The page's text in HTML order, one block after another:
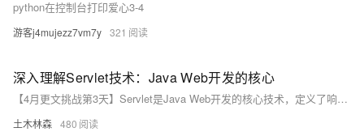
python在控制台打印爱心3-4
游客j4mujezz7vm7y 321
深入理解Servlet技术：Java Web开发的核心
【4月更文挑战第3天】Servlet是Java Web开发的核心技术，定义了响应客户端请求的接口。它遵循请求-响应模型，处理动态Web内容，生命周期由Web容器管理。Servlet API包含接口和类，如HttpServletRequest和HttpServletResponse，支持请求处理和会话管理。尽管现代开发常使用Spring MVC等框架，但理解Servlet对于理解框架底层机制至关重要。掌握Servlet基础知识对构建健壮的Web应用仍然必要。
土木林森 480